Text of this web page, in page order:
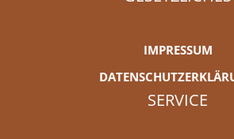
IMPRESSUM
SERVICE